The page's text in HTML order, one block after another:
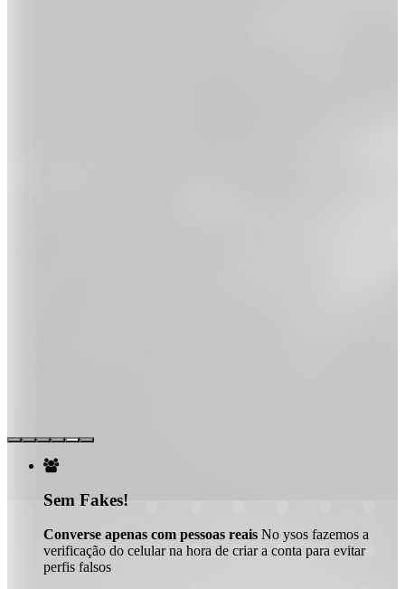

Sem Fakes!
Converse apenas com pessoas reais No ysos fazemos a
verificação do celular na hora de criar a conta para evitar
perfis falsos